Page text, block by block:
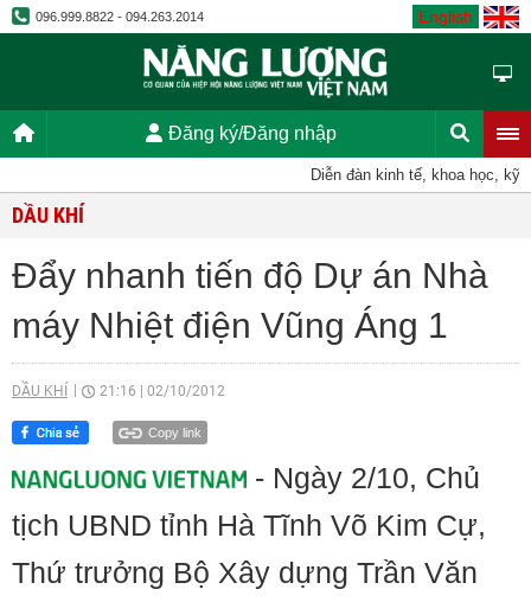
096.999.8822 - 094.263.2014 English
Đăng ký/Đăng nhập
Diễn đàn kinh tế, khoa học, kỹ
DẦU KHÍ
Đẩy nhanh tiến độ Dự án Nhà
máy Nhiệt điện Vũng Áng 1
DẦU KHÍ 21:16 02/10/2012
Copy link
- Ngày 2/10, Chủ
tịch UBND tỉnh Hà Tĩnh Võ Kim Cự,
Thứ trưởng Bộ Xây dựng Trần Văn